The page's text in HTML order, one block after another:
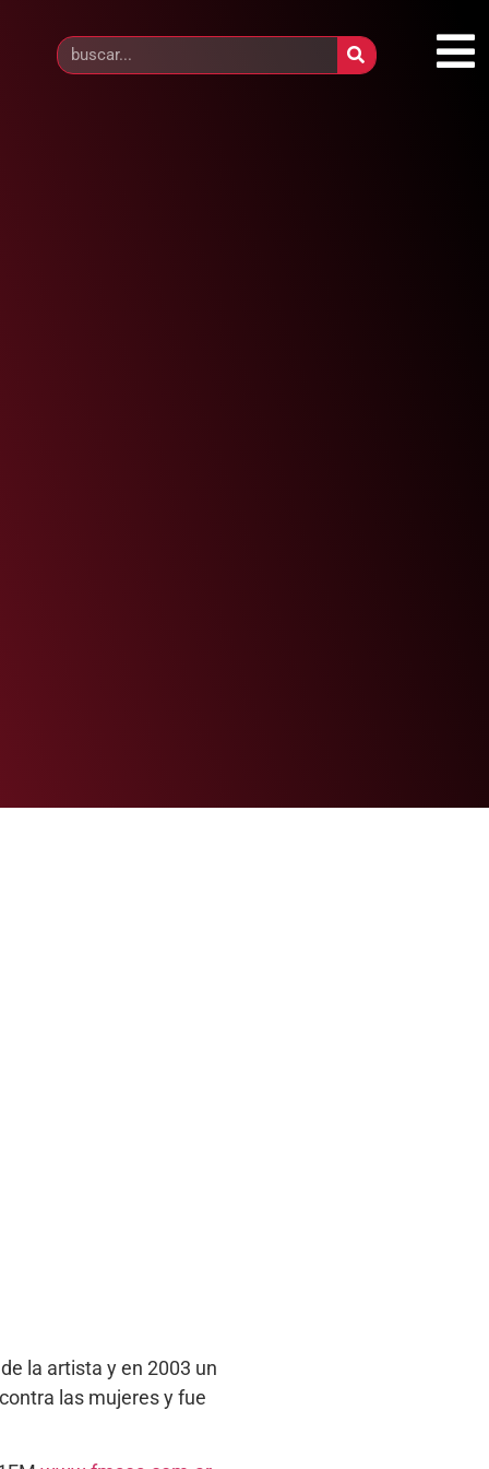
la artista y en 2003 un
las mujeres y fue